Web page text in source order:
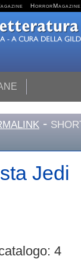
HorrorMagazine
-
Jedi
4